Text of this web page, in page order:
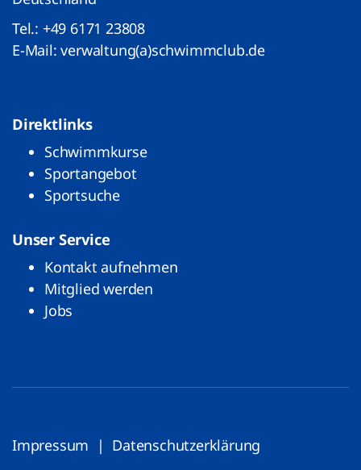
Tel.: +49 6171 23808
E-Mail:verwaltung(a)schwimmclub.de
Direktlinks
Schwimmkurse
Sportangebot
Sportsuche
Unser Service
Kontakt aufnehmen
Mitglied werden
Jobs
Impressum | Datenschutzerklärung